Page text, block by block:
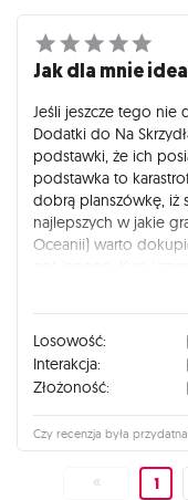
Jak dla mnie
Jeśli jeszcze tego nie
Dodatki do Na
podstawki, że ich
podstawka to
dobrą planszówkę, iż
najlepszych w jakie
Oceanii) warto
właściwie moje
to najlepsza decyzja
sama w sobie nie jest
uważałem ją za
razem z dodatkami
Koniecznie musisz je
Losowość:
Interakcja:
Złożoność:
Czy recenzja była
« 1